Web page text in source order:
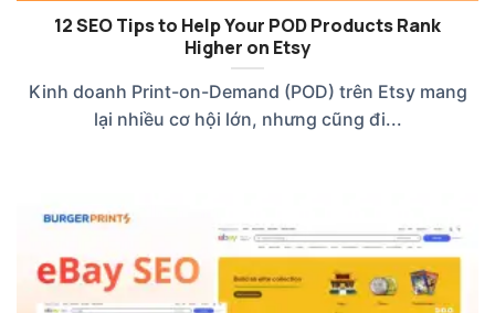
12 SEO Tips to Help Your POD Products Rank
Higher on Etsy
Kinh doanh Print-on-Demand (POD) trên Etsy mang
lại nhiều cơ hội lớn, nhưng cũng đi...